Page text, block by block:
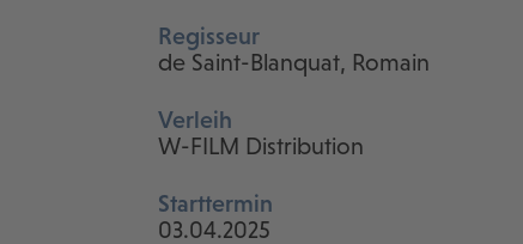
Regisseur
de Saint-Blanquat, Romain
Verleih
W-FILM Distribution
Starttermin
03.04.2025